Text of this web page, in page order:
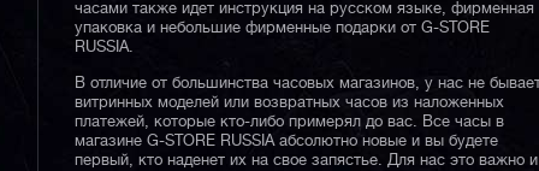
часами также идет инструкция на русском языке, фирменная
упаковка и небольшие фирменные подарки от G-STORE
RUSSIA.
В отличие от большинства часовых магазинов, у нас не
витринных моделей или возвратных часов из наложенных
платежей, которые кто-либо примерял до вас. Все часы в
магазине G-STORE RUSSIA абсолютно новые и вы будете
первый, кто наденет их на свое запястье. Для нас это важно и